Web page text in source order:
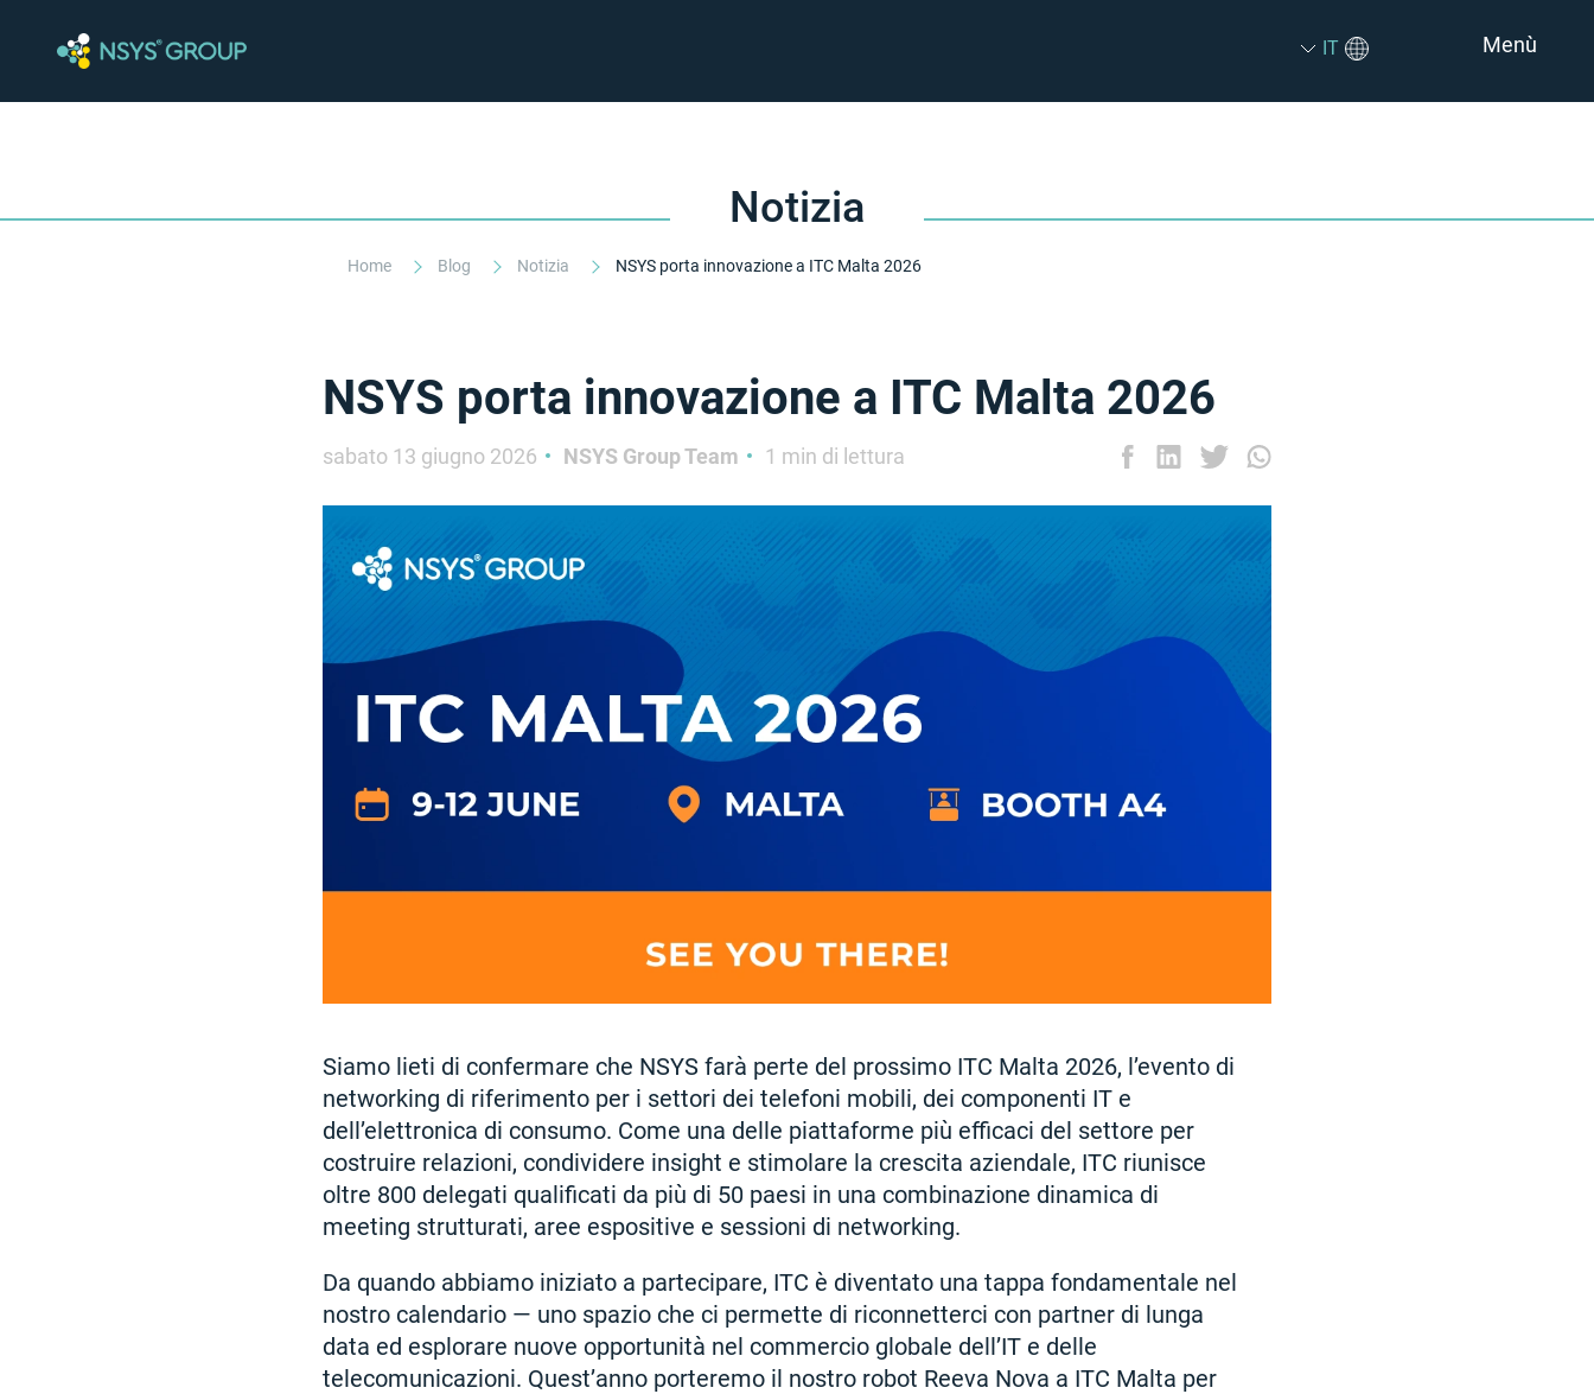
IT Menù
Notizia
Home Blog Notizia NSYS porta innovazione a ITC Malta 2026
NSYS porta innovazione a ITC Malta 2026
sabato 13 giugno 2026 NSYS Group Team 1 min di lettura
Siamo lieti di confermare che NSYS farà perte del prossimo ITC Malta 2026, l’evento di
networking di riferimento per i settori dei telefoni mobili, dei componenti IT e
dell’elettronica di consumo. Come una delle piattaforme più efficaci del settore per
costruire relazioni, condividere insight e stimolare la crescita aziendale, ITC riunisce
oltre 800 delegati qualificati da più di 50 paesi in una combinazione dinamica di
meeting strutturati, aree espositive e sessioni di networking.
Da quando abbiamo iniziato a partecipare, ITC è diventato una tappa fondamentale nel
nostro calendario — uno spazio che ci permette di riconnetterci con partner di lunga
data ed esplorare nuove opportunità nel commercio globale dell’IT e delle
telecomunicazioni. Quest’anno porteremo il nostro robot Reeva Nova a ITC Malta per